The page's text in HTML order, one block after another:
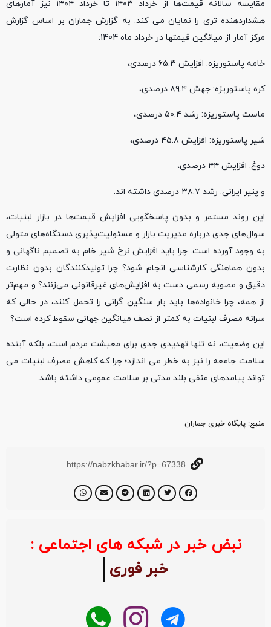
مقایسه سالانه قیمت‌ها از خرداد ۱۴۰۳ تا خرداد ۱۴۰۴ نیز آمارهای
هشداردهنده‌ تری را نمایان می ‌کند. به گزارش جماران بر اساس گزارش
مرکز آمار از میانگین قیمتها در خرداد ماه 1404:
خامه پاستوریزه: افزایش ۶۵.۳ درصدی،
کره پاستوریزه: جهش ۸۹.۴ درصدی،
ماست پاستوریزه: رشد ۵۰.۴ درصدی،
شیر پاستوریزه: افزایش ۴۵.۸ درصدی،
دوغ: افزایش ۴۴ درصدی،
و پنیر ایرانی: رشد ۳۸.۷ درصدی داشته اند.
این روند مستمر و بدون پاسخگویی افزایش قیمت‌ها در بازار لبنیات،
سوال‌های جدی درباره مدیریت بازار و مسئولیت‌پذیری دستگاه‌های متولی
به وجود آورده است. چرا باید افزایش نرخ شیر خام به تصمیم ناگهانی و
بدون هماهنگی کارشناسی انجام شود؟ چرا تولیدکنندگان بدون نظارت
دقیق و مصوبه رسمی دست به افزایش‌های غیرقانونی می‌زنند؟ و مهم‌تر
از همه، چرا خانواده‌ها باید بار سنگین گرانی را تحمل کنند، در حالی که
سرانه مصرف لبنیات به کمتر از نصف میانگین جهانی سقوط کرده است؟
این وضعیت، نه تنها تهدیدی جدی برای معیشت مردم است، بلکه آینده
سلامت جامعه را نیز به خطر می ‌اندازد؛ چرا که کاهش مصرف لبنیات می
‌تواند پیامدهای منفی بلند مدتی بر سلامت عمومی داشته باشد.
منبع‌: پایگاه خبری جماران
https://nabzkhabar.ir/?p=67338
نبض خبر در شبکه های اجتماعی :
خبر فوری